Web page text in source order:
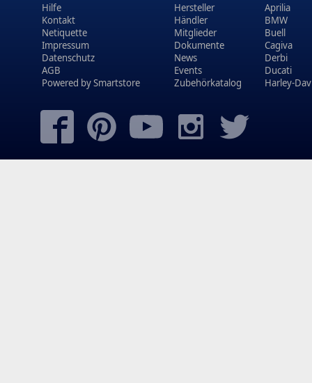
Hilfe
Kontakt
Netiquette
Impressum
Datenschutz
AGB
Powered bySmartstore
Hersteller
Händler
Mitglieder
Dokumente
News
Events
Zubehörkatalog
Aprilia
BMW
Buell
Cagiva
Derbi
Ducati
Harley-